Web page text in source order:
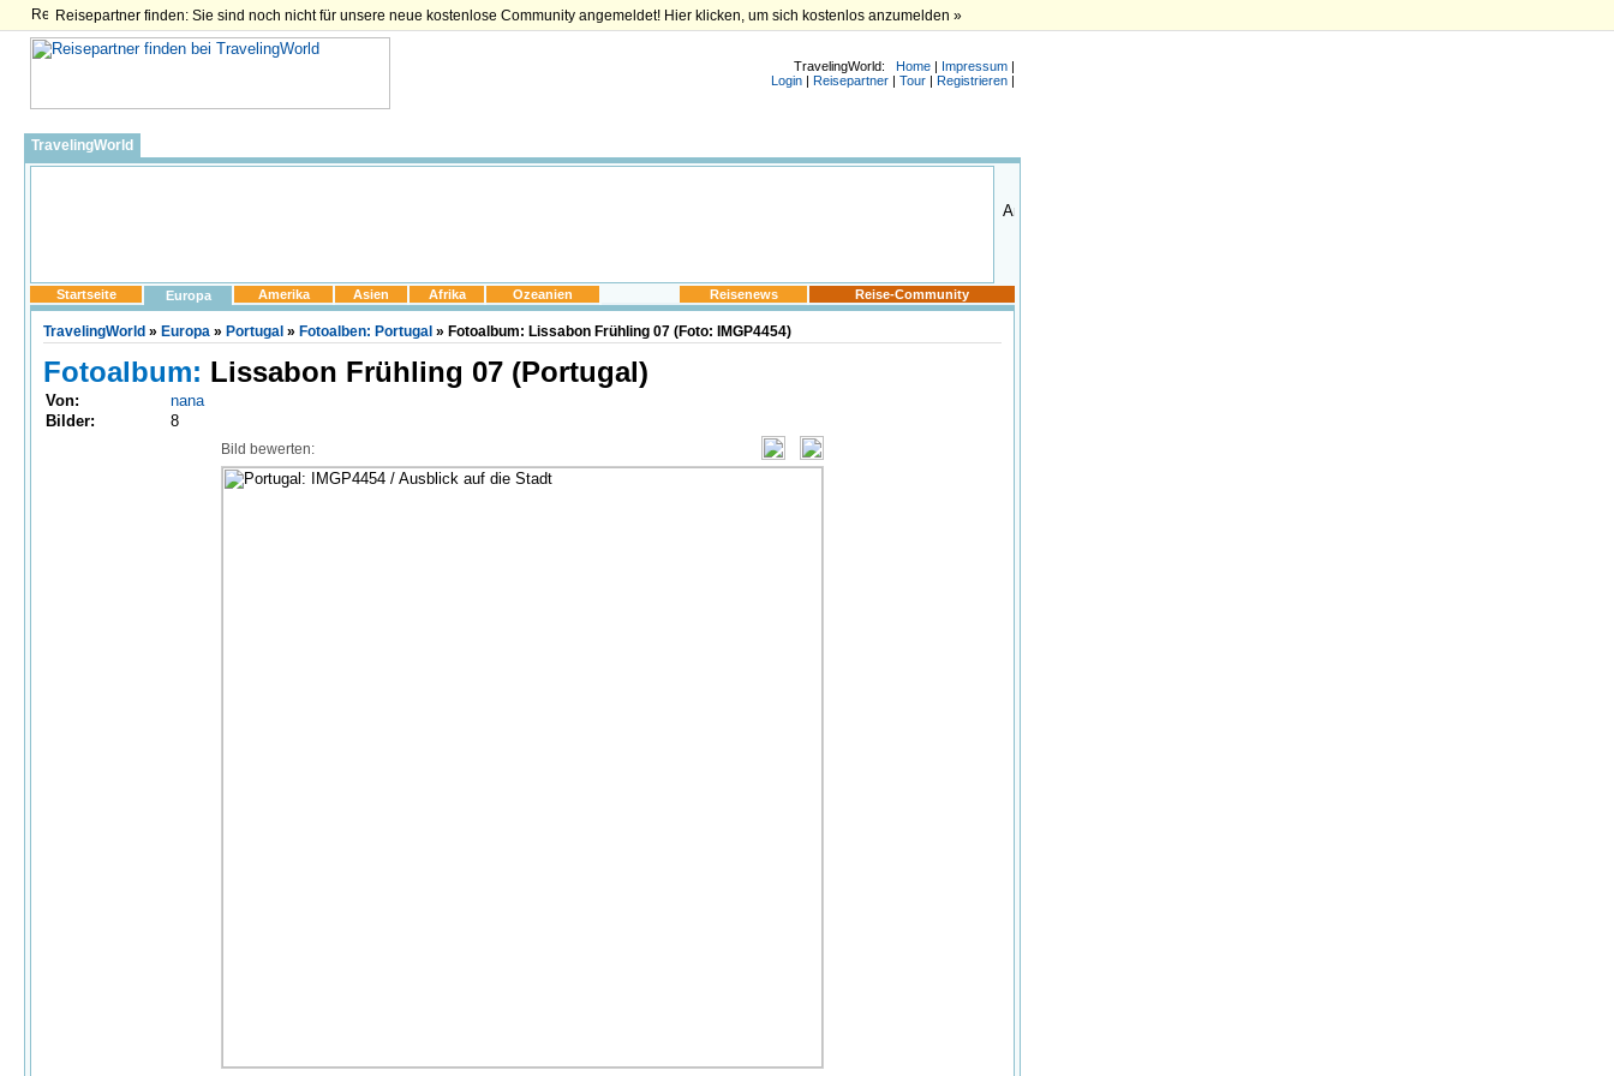
Reisepartner finden: Sie sind noch nicht für unsere neue kostenlose Community angemeldet! Hier klicken, um sich kostenlos anzumelden »
TravelingWorld: Home | Impressum |
Login | Reisepartner | Tour | Registrieren |
TravelingWorld
Startseite Europa Amerika Asien Afrika Ozeanien Reisenews Reise-Community
TravelingWorld » Europa » Portugal » Fotoalben: Portugal » Fotoalbum: Lissabon Frühling 07 (Foto: IMGP4454)
Fotoalbum: Lissabon Frühling 07 (Portugal)
Von:
nana
Bilder:
8
Bild bewerten: